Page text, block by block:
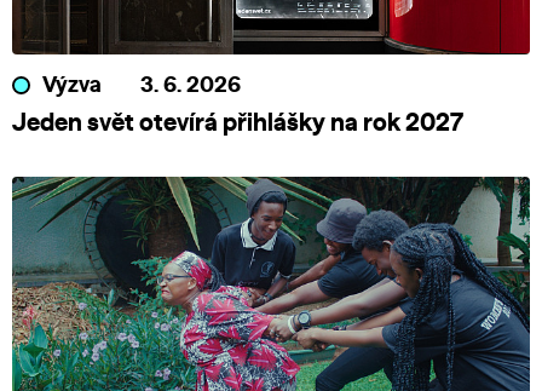
Výzva 3. 6. 2026
Jeden svět otevírá přihlášky na rok 2027